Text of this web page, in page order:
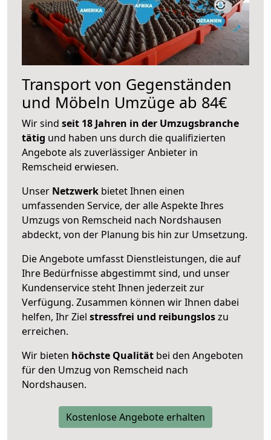
Transport von Gegenständen
und Möbeln Umzüge ab 84€
Wir sind seit 18 Jahren in der Umzugsbranche
tätig und haben uns durch die qualifizierten
Angebote als zuverlässiger Anbieter in
Remscheid erwiesen.
Unser Netzwerk bietet Ihnen einen
umfassenden Service, der alle Aspekte Ihres
Umzugs von Remscheid nach Nordshausen
abdeckt, von der Planung bis hin zur Umsetzung.
Die Angebote umfasst Dienstleistungen, die auf
Ihre Bedürfnisse abgestimmt sind, und unser
Kundenservice steht Ihnen jederzeit zur
Verfügung. Zusammen können wir Ihnen dabei
helfen, Ihr Ziel stressfrei und reibungsloszu
erreichen.
Wir bieten höchste Qualität bei den Angeboten
für den Umzug von Remscheid nach
Nordshausen.
Kostenlose Angebote erhalten